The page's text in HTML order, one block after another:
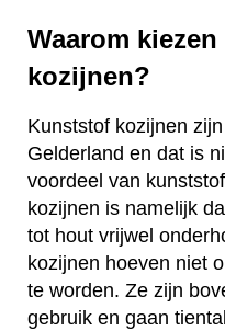
Waarom
kozijnen?
Kunststof kozijnen
Gelderland en dat is
voordeel van
kozijnen is namelijk
tot hout vrijwel
kozijnen hoeven niet
te worden. Ze zijn
gebruik en gaan